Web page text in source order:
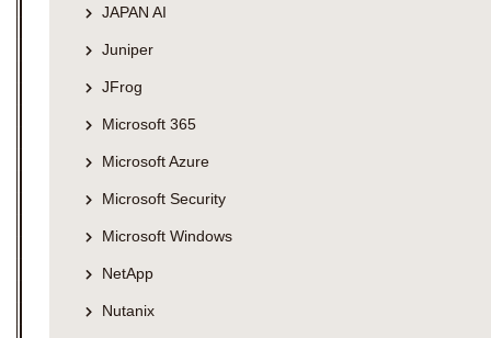
JAPAN AI
Juniper
JFrog
Microsoft 365
Microsoft Azure
Microsoft Security
Microsoft Windows
NetApp
Nutanix